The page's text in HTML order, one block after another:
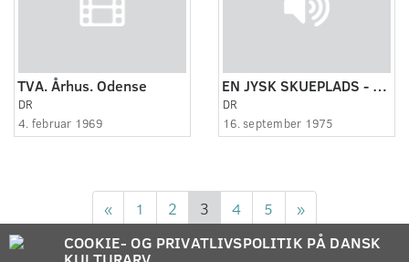
TVA. Århus. Odense
DR
4. februar 1969
EN JYSK SKUEPLADS - AARHUS TEATER 75 ÅR.
DR
16. september 1975
« 1 2 3 4 5 »
COOKIE- OG PRIVATLIVSPOLITIK PÅ DANSK